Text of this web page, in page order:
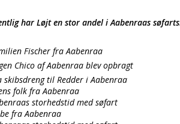
har Løjt en stor andel i Aabenraas
Fischer fra Aabenraa
Chico af Aabenraa blev opbragt
skibsdreng til Redder i Aabenraa
folk fra Aabenraa
storhedstid med søfart
fra Aabenraa